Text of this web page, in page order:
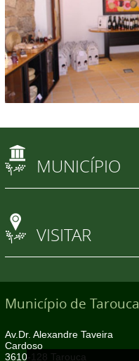
MUNICÍPIO
VISITAR
Município de Tarouca
Av.Dr. Alexandre Taveira
Cardoso
3610-128 Tarouca